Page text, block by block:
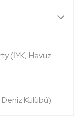
(İYK, Havuz
Kulübü)